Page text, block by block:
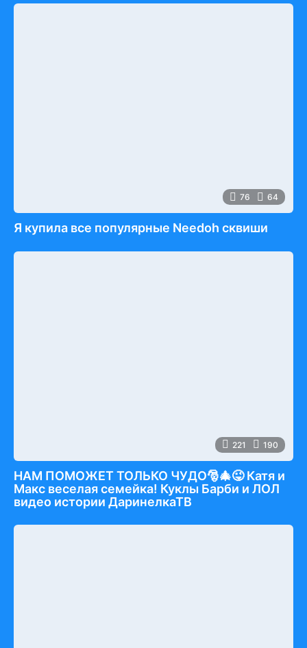
76 64
Я купила все популярные Needoh сквиши
221 190
НАМ ПОМОЖЕТ ТОЛЬКО ЧУДО🎅🎄😜 Катя и
Макс веселая семейка! Куклы Барби и ЛОЛ
видео истории ДаринелкаТВ